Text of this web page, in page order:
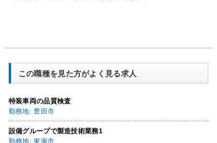
この職種を見た方がよく見る求人
特装車両の品質検査
勤務地: 豊田市
設備グループで製造技術業務1
勤務地: 東海市